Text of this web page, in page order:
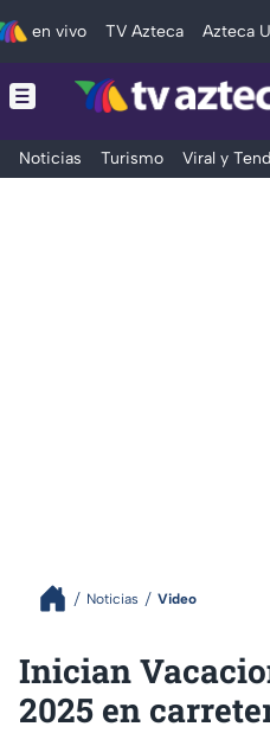
en vivo TV Azteca Azteca
Noticias Turismo Viral y
Noticias Video
Inician
2025 en